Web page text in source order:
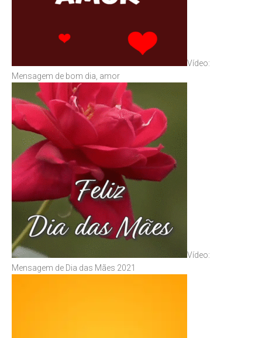
Vídeo:
Mensagem de bom dia, amor
Vídeo:
Mensagem de Dia das Mães 2021